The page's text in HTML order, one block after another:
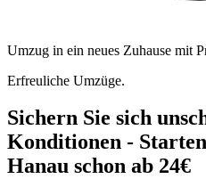
Umzug in ein neues Zuhause mit
Erfreuliche Umzüge.
Sichern Sie sich
Konditionen -
Hanau schon ab 24€